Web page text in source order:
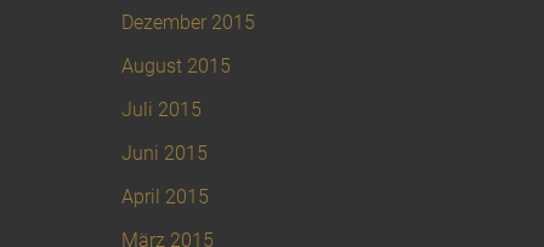
Dezember 2015
August 2015
Juli 2015
Juni 2015
April 2015
März 2015